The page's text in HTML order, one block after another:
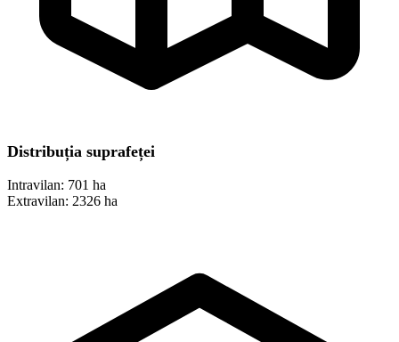
Distribuția suprafeței
Intravilan: 701 ha
Extravilan: 2326 ha